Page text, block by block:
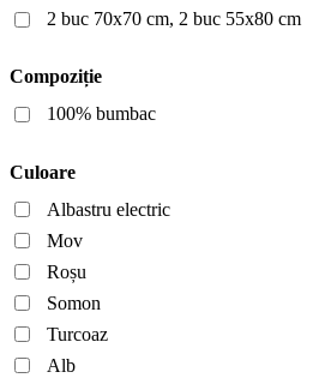
2 buc 70x70 cm, 2 buc 55x80 cm
Compoziție
100% bumbac
Culoare
Albastru electric
Mov
Roșu
Somon
Turcoaz
Alb